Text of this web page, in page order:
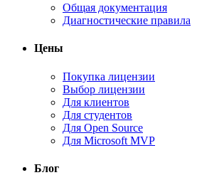
Общая документация
Диагностические правила
Цены
Покупка лицензии
Выбор лицензии
Для клиентов
Для студентов
Для Open Source
Для Microsoft MVP
Блог